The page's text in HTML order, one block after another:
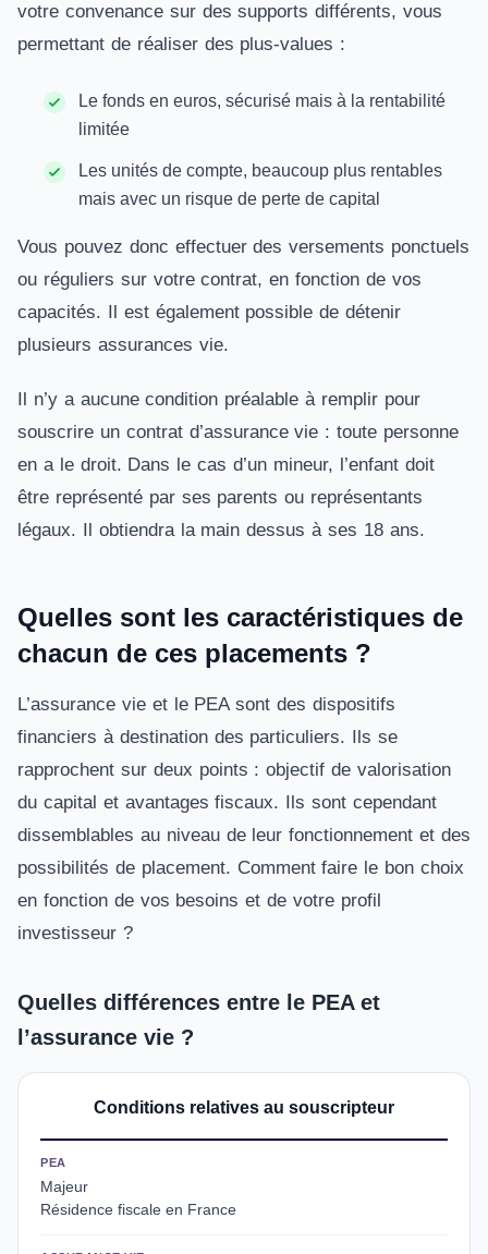
votre convenance sur des supports différents, vous
permettant de réaliser des plus-values :
Le fonds en euros, sécurisé mais à la rentabilité
limitée
Les unités de compte, beaucoup plus rentables
mais avec un risque de perte de capital
Vous pouvez donc effectuer des versements ponctuels
ou réguliers sur votre contrat, en fonction de vos
capacités. Il est également possible de détenir
plusieurs assurances vie.
Il n’y a aucune condition préalable à remplir pour
souscrire un contrat d’assurance vie : toute personne
en a le droit. Dans le cas d’un mineur, l’enfant doit
être représenté par ses parents ou représentants
légaux. Il obtiendra la main dessus à ses 18 ans.
Quelles sont les caractéristiques de
chacun de ces placements ?
L’assurance vie et le PEA sont des dispositifs
financiers à destination des particuliers. Ils se
rapprochent sur deux points : objectif de valorisation
du capital et avantages fiscaux. Ils sont cependant
dissemblables au niveau de leur fonctionnement et des
possibilités de placement. Comment faire le bon choix
en fonction de vos besoins et de votre profil
investisseur ?
Quelles différences entre le PEA et
l’assurance vie ?
Conditions relatives au souscripteur
PEA
Majeur
Résidence fiscale en France